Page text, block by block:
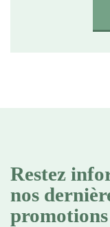
Restez
nos